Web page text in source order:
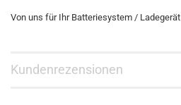
Von uns für Ihr Batteriesystem /
Kundenrezensionen